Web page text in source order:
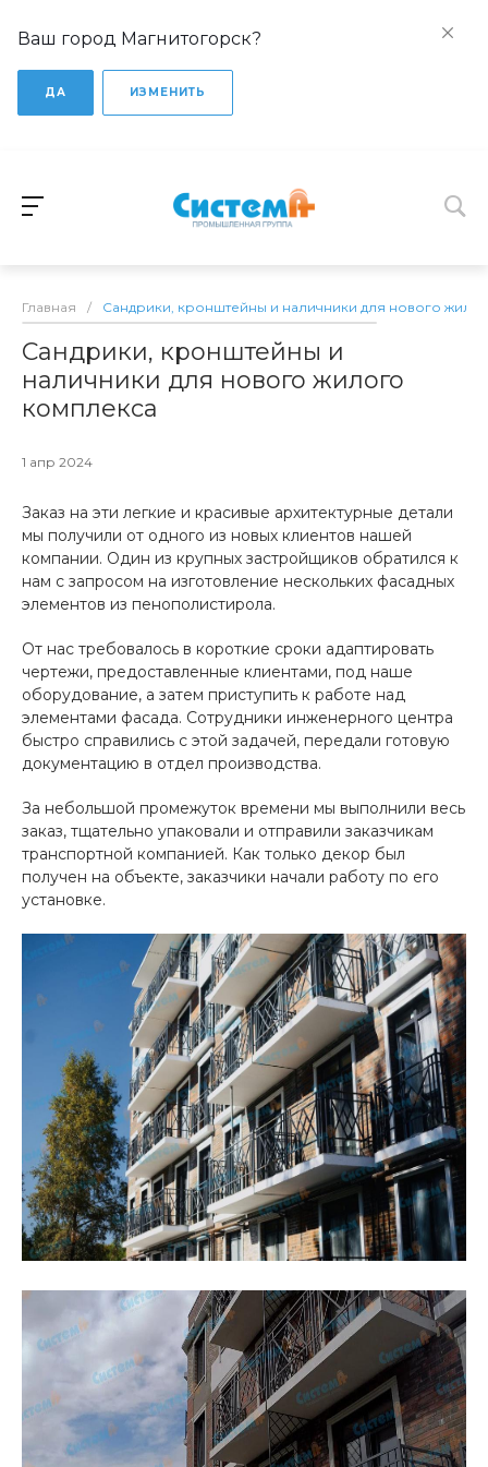
Ваш город Магнитогорск?
ДА ИЗМЕНИТЬ
Главная / Сандрики, кронштейны и наличники для нового
Сандрики, кронштейны и
наличники для нового жилого
комплекса
1 апр 2024
Заказ на эти легкие и красивые архитектурные детали
мы получили от одного из новых клиентов нашей
компании. Один из крупных застройщиков обратился к
нам с запросом на изготовление нескольких фасадных
элементов из пенополистирола.
От нас требовалось в короткие сроки адаптировать
чертежи, предоставленные клиентами, под наше
оборудование, а затем приступить к работе над
элементами фасада. Сотрудники инженерного центра
быстро справились с этой задачей, передали готовую
документацию в отдел производства.
За небольшой промежуток времени мы выполнили весь
заказ, тщательно упаковали и отправили заказчикам
транспортной компанией. Как только декор был
получен на объекте, заказчики начали работу по его
установке.